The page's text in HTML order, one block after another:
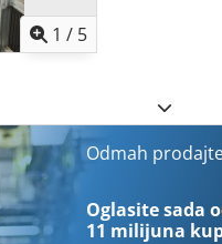
1 / 5
Odmah
Oglasite sada
11 milijuna